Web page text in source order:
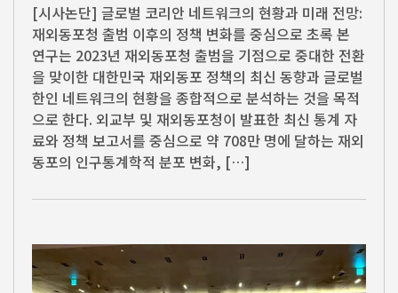
[시사논단] 글로벌 코리안 네트워크의 현황과 미래 전망:
재외동포청 출범 이후의 정책 변화를 중심으로 초록 본
연구는 2023년 재외동포청 출범을 기점으로 중대한 전환
을 맞이한 대한민국 재외동포 정책의 최신 동향과 글로벌
한인 네트워크의 현황을 종합적으로 분석하는 것을 목적
으로 한다. 외교부 및 재외동포청이 발표한 최신 통계 자
료와 정책 보고서를 중심으로 약 708만 명에 달하는 재외
동포의 인구통계학적 분포 변화, […]